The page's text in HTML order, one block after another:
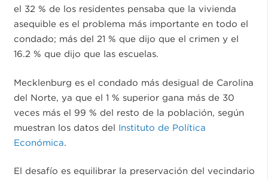
el 32 % de los residentes pensaba que la vivienda
asequible es el problema más importante en todo el
condado; más del 21 % que dijo que el crimen y el
16.2 % que dijo que las escuelas.
Mecklenburg es el condado más desigual de Carolina
del Norte, ya que el 1 % superior gana más de 30
veces más el 99 % del resto de la población, según
muestran los datos del Instituto de Política
Económica
El desafío es equilibrar la preservación del vecindario